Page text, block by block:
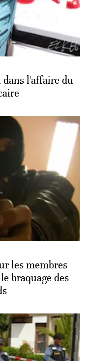
dans l'affaire du
les membres
braquage des